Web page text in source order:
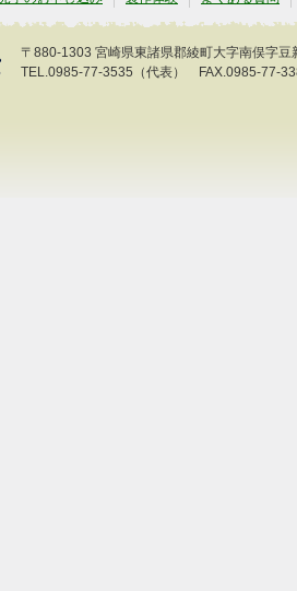
〒880-1303 宮崎県東諸県郡綾町大字南俣字豆
TEL.0985-77-3535（代表） FAX.0985-77-